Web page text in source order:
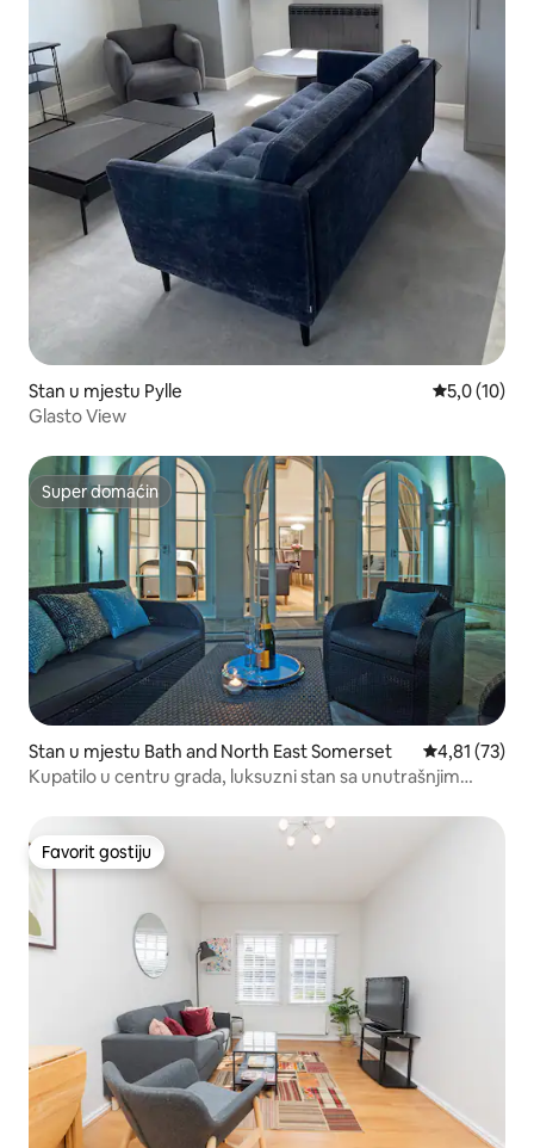
Stan u mjestu Pylle prosječna
5,0 (10)
Glasto View
Super domaćin
Super domaćin
Stan u mjestu Bath and North East Somerset prosječna
4,81 (73)
Kupatilo u centru grada, luksuzni stan sa unutrašnjim
Favorit gostiju
Favorit gostiju